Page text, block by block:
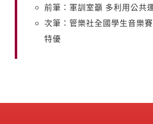
前筆：軍訓室籲 多利用公共
次筆：管樂社全國學生音樂
特優